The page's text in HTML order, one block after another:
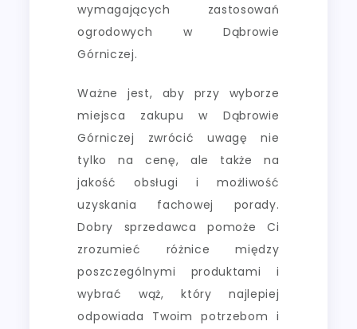
wymagających zastosowań
ogrodowych w Dąbrowie
Górniczej.
Ważne jest, aby przy wyborze
miejsca zakupu w Dąbrowie
Górniczej zwrócić uwagę nie
tylko na cenę, ale także na
jakość obsługi i możliwość
uzyskania fachowej porady.
Dobry sprzedawca pomoże Ci
zrozumieć różnice między
poszczególnymi produktami i
wybrać wąż, który najlepiej
odpowiada Twoim potrzebom i